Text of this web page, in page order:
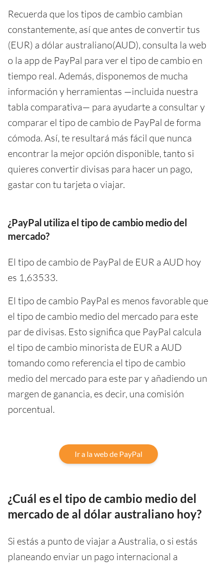
Recuerda que los tipos de cambio cambian
constantemente, así que antes de convertir tus
(EUR) a dólar australiano(AUD), consulta la web
o la app de PayPal para ver el tipo de cambio en
tiempo real. Además, disponemos de mucha
información y herramientas —incluida nuestra
tabla comparativa— para ayudarte a consultar y
comparar el tipo de cambio de PayPal de forma
cómoda. Así, te resultará más fácil que nunca
encontrar la mejor opción disponible, tanto si
quieres convertir divisas para hacer un pago,
gastar con tu tarjeta o viajar.
¿PayPal utiliza el tipo de cambio medio del
mercado?
El tipo de cambio de PayPal de EUR a AUD hoy
es 1,63533.
El tipo de cambio PayPal es menos favorable que
el tipo de cambio medio del mercado para este
par de divisas. Esto significa que PayPal calcula
el tipo de cambio minorista de EUR a AUD
tomando como referencia el tipo de cambio
medio del mercado para este par y añadiendo un
margen de ganancia, es decir, una comisión
porcentual.
Ir a la web de PayPal
¿Cuál es el tipo de cambio medio del
mercado de al dólar australiano hoy?
Si estás a punto de viajar a Australia, o si estás
planeando enviar un pago internacional a